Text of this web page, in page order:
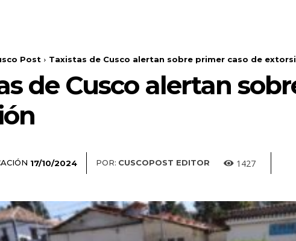
Post Taxistas de Cusco alertan sobre primer caso de
de Cusco alertan
17/10/2024 POR: CUSCOPOST EDITOR 1427